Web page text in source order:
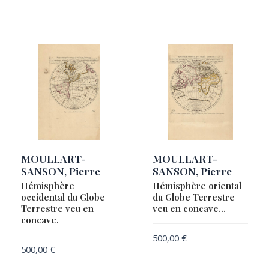
MOULLART-
SANSON, Pierre
Hémisphère
occidental du Globe
Terrestre veu en
concave.
500,00 €
MOULLART-
SANSON, Pierre
Hémisphère oriental
du Globe Terrestre
veu en concave…
500,00 €